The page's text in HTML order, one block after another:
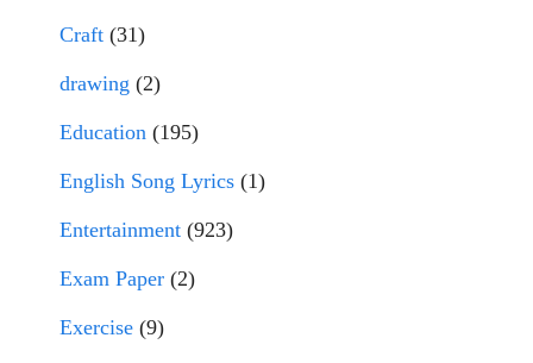
Craft (31)
drawing (2)
Education (195)
English Song Lyrics (1)
Entertainment (923)
Exam Paper (2)
Exercise (9)